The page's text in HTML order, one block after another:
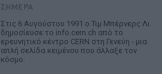
ΣΉΜΕΡΑ
Στις 6 Αυγούστου 1991 ο Τιμ Μπέρνερς Λι
δημοσίευσε το info.cern.ch από το
ερευνητικό κέντρο CERN στη Γενεύη - μια
απλή σελίδα κειμένου που άλλαξε τον
κόσμο.